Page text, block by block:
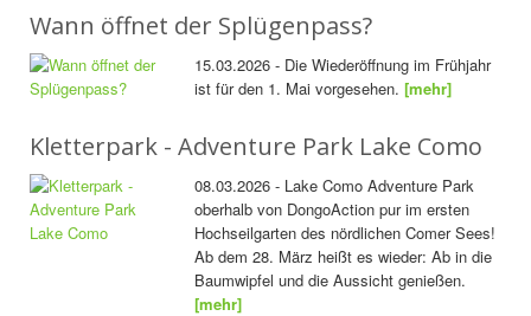
Wann öffnet der Splügenpass?
15.03.2026 - Die Wiederöffnung im Frühjahr
ist für den 1. Mai vorgesehen.[mehr]
Kletterpark - Adventure Park Lake Como
08.03.2026 - Lake Como Adventure Park
oberhalb von DongoAction pur im ersten
Hochseilgarten des nördlichen Comer Sees!
Ab dem 28. März heißt es wieder: Ab in die
Baumwipfel und die Aussicht genießen.
[mehr]